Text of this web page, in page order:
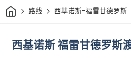
家 路线 西基诺斯-福雷甘德罗斯
西基诺斯 福雷甘德罗斯